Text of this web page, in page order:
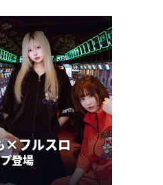
て狙い撃ちの攻略出来そうじ
法が提唱される